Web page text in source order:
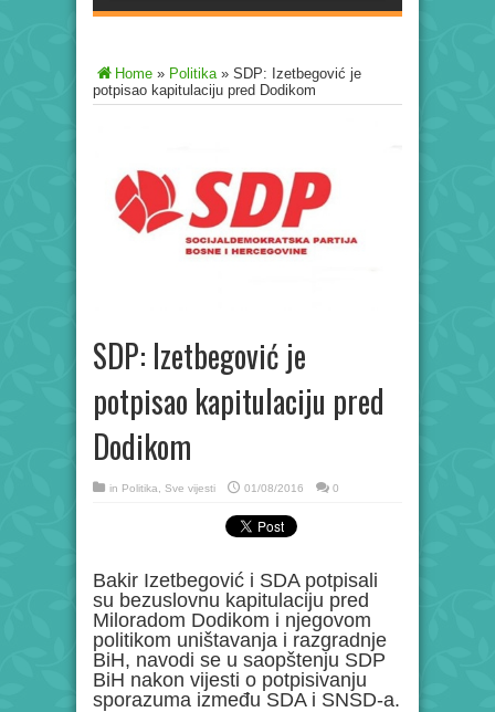
Home » Politika » SDP: Izetbegović je
potpisao kapitulaciju pred Dodikom
SDP: Izetbegović je
potpisao kapitulaciju pred
Dodikom
in Politika Sve vijesti 01/08/2016 0
Bakir Izetbegović i SDA potpisali
su bezuslovnu kapitulaciju pred
Miloradom Dodikom i njegovom
politikom uništavanja i razgradnje
BiH, navodi se u saopštenju SDP
BiH nakon vijesti o potpisivanju
sporazuma između SDA i SNSD-a.